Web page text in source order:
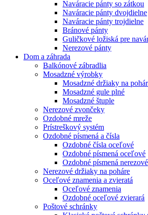
Naváracie pánty so zátkou
Naváracie pánty dvojdielne
Naváracie pánty trojdielne
Bránové pánty
Guličkové ložiská pre
Nerezové pánty
Dom a záhrada
Balkónové zábradlia
Mosadzné výrobky
Mosadzné držiaky na
Mosadzné gule plné
Mosadzné štuple
Nerezové zvončeky
Ozdobné mreže
Prístreškový systém
Ozdobné písmená a čísla
Ozdobné čísla oceľové
Ozdobné písmená oceľové
Ozdobné písmená nerezové
Nerezové držiaky na poháre
Oceľové znamenia a zvieratá
Oceľové znamenia
Ozdobné oceľové zvierará
Poštové schránky